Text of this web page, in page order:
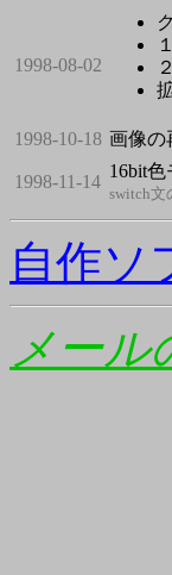
1998-08-02
1998-10-18 画像の
1998-11-14
16bit
switch文
自作ソ
メール